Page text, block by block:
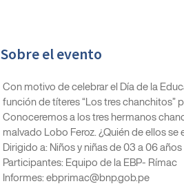
Sobre el evento
Con motivo de celebrar el Día de la
función de títeres “Los tres chanchitos”
Conoceremos a los tres hermanos
malvado Lobo Feroz. ¿Quién de ellos
Dirigido a: Niños y niñas de 03 a 06 años
Participantes: Equipo de la EBP- Rímac
Informes: ebprimac@bnp.gob.pe